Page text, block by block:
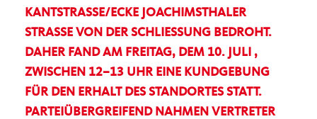
ANTSTRASSE/ECKE JOACHIMSTHALER ST
RASSE VON DER SCHLIESSUNG BEDROHT.
DAHER FAND AM FREITAG, DEM 10. JULI ,
ZWISCHEN 12–13 UHR EINE KUNDGEBUNG
FÜR DEN ERHALT DES STANDORTES STATT.
PARTEIÜBERGREIFEND NAHMEN VERTRETER